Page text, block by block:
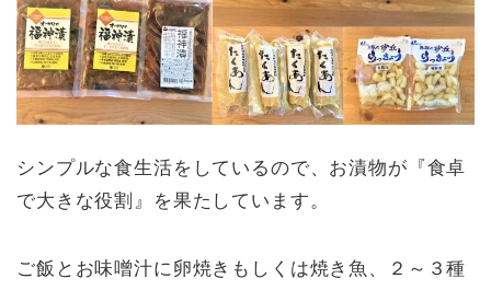
シンプルな食生活をしているので、お漬物が『食卓
で大きな役割』を果たしています。
ご飯とお味噌汁に卵焼きもしくは焼き魚、２～３種